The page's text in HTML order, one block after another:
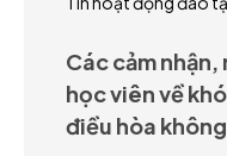
Các cảm
học viên về
điều hòa